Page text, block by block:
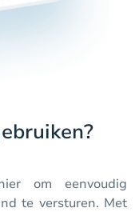
om eenvoudig
te versturen. Met